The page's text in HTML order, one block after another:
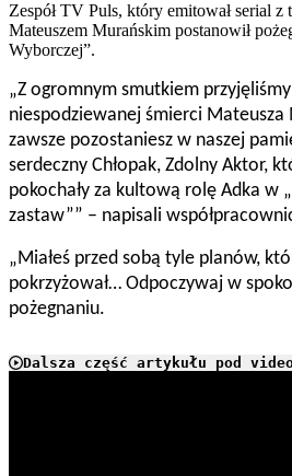
Zespół TV Puls, który emitował serial z
Mateuszem Murańskim postanowił
Wyborczej”.
„Z ogromnym smutkiem
niespodziewanej śmierci Mateusza
zawsze pozostaniesz w naszej
serdeczny Chłopak, Zdolny Aktor,
pokochały za kultową rolę Adka w
zastaw”” – napisali
„Miałeś przed sobą tyle planów,
pokrzyżował… Odpoczywaj w
pożegnaniu.
Dalsza część artykułu pod